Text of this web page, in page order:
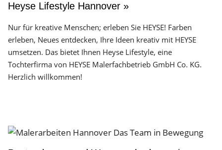
Heyse Lifestyle Hannover »
Nur für kreative Menschen; erleben Sie HEYSE! Farben
erleben, Neues entdecken, Ihre Ideen kreativ mit HEYSE
umsetzen. Das bietet Ihnen Heyse Lifestyle, eine
Tochterfirma von HEYSE Malerfachbetrieb GmbH Co. KG.
Herzlich willkommen!